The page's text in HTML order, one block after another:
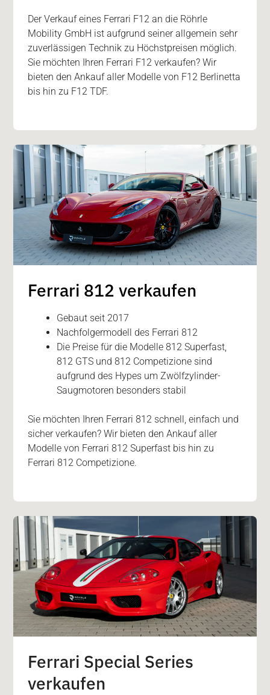
Der Verkauf eines Ferrari F12 an die Röhrle
Mobility GmbH ist aufgrund seiner allgemein sehr
zuverlässigen Technik zu Höchstpreisen möglich.
Sie möchten Ihren Ferrari F12 verkaufen? Wir
bieten den Ankauf aller Modelle von F12 Berlinetta
bis hin zu F12 TDF.
Ferrari 812 verkaufen
Gebaut seit 2017
Nachfolgermodell des Ferrari 812
Die Preise für die Modelle 812 Superfast,
812 GTS und 812 Competizione sind
aufgrund des Hypes um Zwölfzylinder-
Saugmotoren besonders stabil
Sie möchten Ihren Ferrari 812 schnell, einfach und
sicher verkaufen? Wir bieten den Ankauf aller
Modelle von Ferrari 812 Superfast bis hin zu
Ferrari 812 Competizione.
Ferrari Special Series
verkaufen